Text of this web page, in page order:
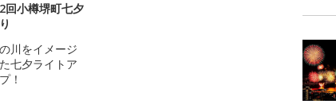
回小樽堺町七夕
川をイメージ
七夕ライトア
！